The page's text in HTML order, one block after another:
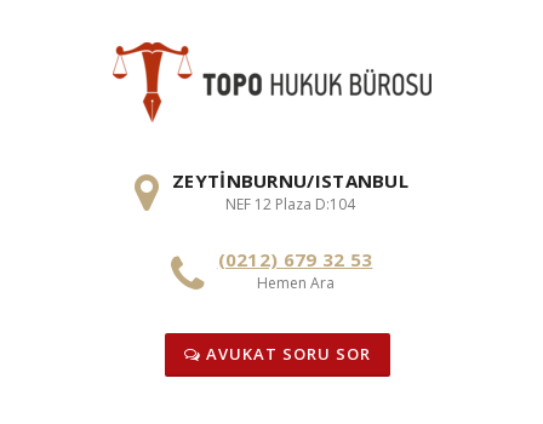
ZEYTINBURNU/ISTANBUL
NEF 12 Plaza D:104
(0212) 679 32 53
Hemen Ara
AVUKAT SORU SOR